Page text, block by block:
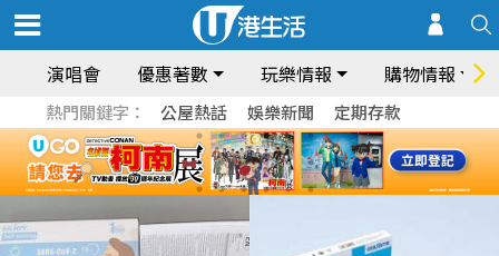
演唱會 優惠著數 玩樂情報 購物情報
熱門關鍵字： 公屋熱話 娛樂新聞 定期存款